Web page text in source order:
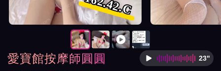
愛寶館按摩師圓圓 按摩師
23"
按摩師圓圓照片展示與影片介紹及客戶評價截屏展示